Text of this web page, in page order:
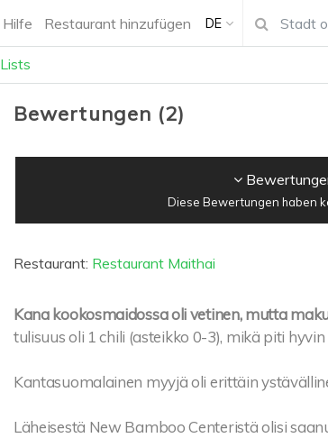
Hilfe Restaurant hinzufügen DE
Lists
Bewertungen (2)
Diese Bewertungen haben
Restaurant: Restaurant Maithai
Kana kookosmaidossa oli vetinen, mutta
tulisuus oli 1 chili (asteikko 0-3), mikä piti
Kantasuomalainen myyjä oli erittäin
Läheisestä New Bamboo Centeristä olisi